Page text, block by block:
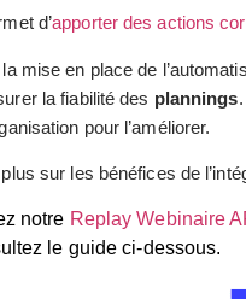
d’apporter des actions
mise en place de
la fiabilité des plannings
pour l’améliorer.
sur les bénéfices de
notre Replay Webinaire
le guide ci-dessous.